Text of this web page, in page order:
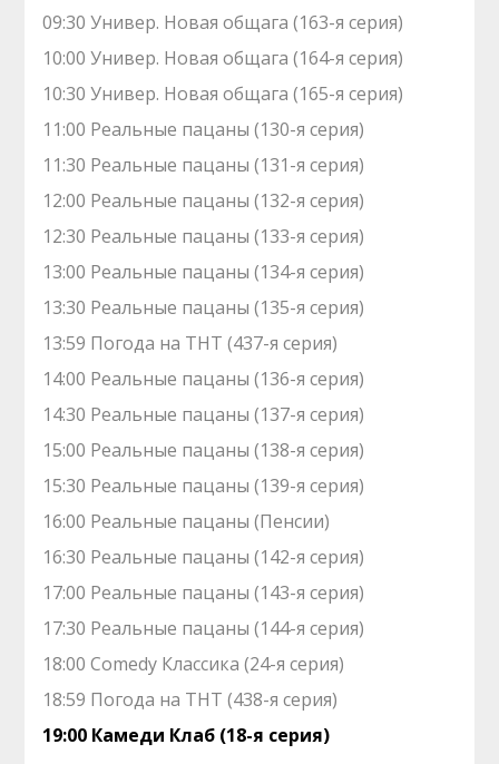
09:30 Универ. Новая общага (163-я серия)
10:00 Универ. Новая общага (164-я серия)
10:30 Универ. Новая общага (165-я серия)
11:00 Реальные пацаны (130-я серия)
11:30 Реальные пацаны (131-я серия)
12:00 Реальные пацаны (132-я серия)
12:30 Реальные пацаны (133-я серия)
13:00 Реальные пацаны (134-я серия)
13:30 Реальные пацаны (135-я серия)
13:59 Погода на ТНТ (437-я серия)
14:00 Реальные пацаны (136-я серия)
14:30 Реальные пацаны (137-я серия)
15:00 Реальные пацаны (138-я серия)
15:30 Реальные пацаны (139-я серия)
16:00 Реальные пацаны (Пенсии)
16:30 Реальные пацаны (142-я серия)
17:00 Реальные пацаны (143-я серия)
17:30 Реальные пацаны (144-я серия)
18:00 Comedy Классика (24-я серия)
18:59 Погода на ТНТ (438-я серия)
19:00 Камеди Клаб (18-я серия)